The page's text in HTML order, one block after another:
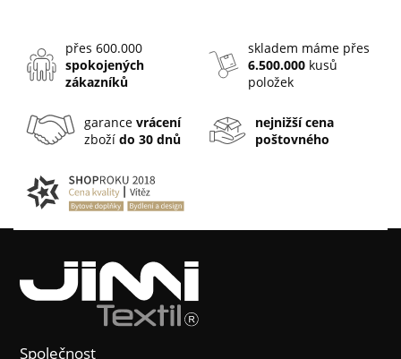
přes 600.000
spokojených
zákazníků
skladem máme přes
6.500.000 kusů
položek
garancevrácení
zbožído 30 dnů
nejnižší cena
poštovného
Společnost